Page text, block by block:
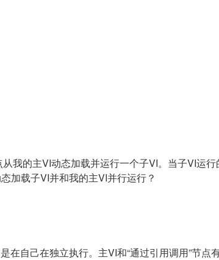
我的主VI动态加载并运行一个子VI。当子VI运
加载子VI并和我的主VI并行运行？
在自己在独立执行。主VI和“通过引用调用”节点